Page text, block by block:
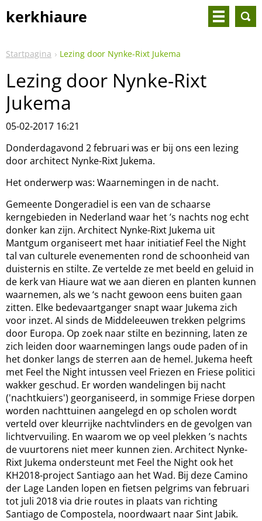
kerkhiaure
Startpagina Lezing door Nynke-Rixt Jukema
Lezing door Nynke-Rixt
Jukema
05-02-2017 16:21
Donderdagavond 2 februari was er bij ons een lezing
door architect Nynke-Rixt Jukema.
Het onderwerp was: Waarnemingen in de nacht.
Gemeente Dongeradiel is een van de schaarse
kerngebieden in Nederland waar het ’s nachts nog echt
donker kan zijn. Architect Nynke-Rixt Jukema uit
Mantgum organiseert met haar initiatief Feel the Night
tal van culturele evenementen rond de schoonheid van
duisternis en stilte. Ze vertelde ze met beeld en geluid in
de kerk van Hiaure wat we aan dieren en planten kunnen
waarnemen, als we ‘s nacht gewoon eens buiten gaan
zitten. Elke bedevaartganger snapt waar Jukema zich
voor inzet. Al sinds de Middeleeuwen trekken pelgrims
door Europa. Op zoek naar stilte en bezinning, laten ze
zich leiden door waarnemingen langs oude paden of in
het donker langs de sterren aan de hemel. Jukema heeft
met Feel the Night intussen veel Friezen en Friese politici
wakker geschud. Er worden wandelingen bij nacht
('nachtkuiers') georganiseerd, in sommige Friese dorpen
worden nachttuinen aangelegd en op scholen wordt
verteld over kleurrijke nachtvlinders en de gevolgen van
lichtvervuiling. En waarom we op veel plekken ’s nachts
de vuurtorens niet meer kunnen zien. Architect Nynke-
Rixt Jukema ondersteunt met Feel the Night ook het
KH2018-project Santiago aan het Wad. Bij deze Camino
der Lage Landen lopen en fietsen pelgrims van februari
tot juli 2018 via drie routes in plaats van richting
Santiago de Compostela, noordwaart naar Sint Jabik.